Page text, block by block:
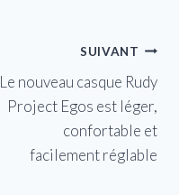
SUIVANT
Le nouveau casque Rudy
Project Egos est léger,
confortable et
facilement réglable